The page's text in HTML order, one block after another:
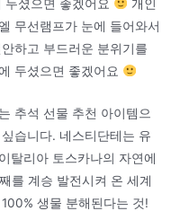
셨으면 좋겠어요
개인
무선램프가 눈에 들어와서
하고 부드러운 분위기를
두셨으면 좋겠어요
추석 선물 추천 아이템으
습니다. 네스티단테는 유
탈리아 토스카나의 자연에
를 계승 발전시켜 온 세계
생물 분해된다는 것!